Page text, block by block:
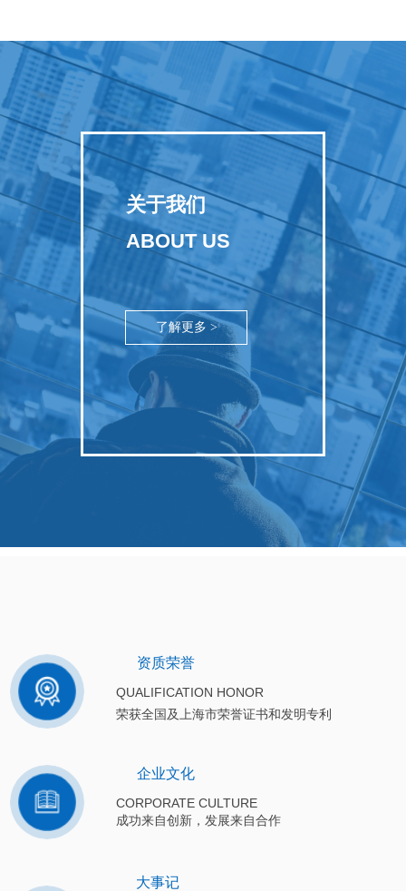
关于我们
ABOUT US
了解更多 >
资质荣誉
QUALIFICATION HONOR
荣获全国及上海市荣誉证书和发明专利
企业文化
CORPORATE CULTURE
成功来自创新，发展来自合作
大事记